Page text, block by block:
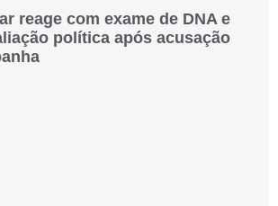
reage com exame de DNA e
política após acusação